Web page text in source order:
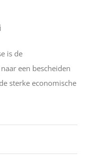
is de
een bescheiden
sterke economische